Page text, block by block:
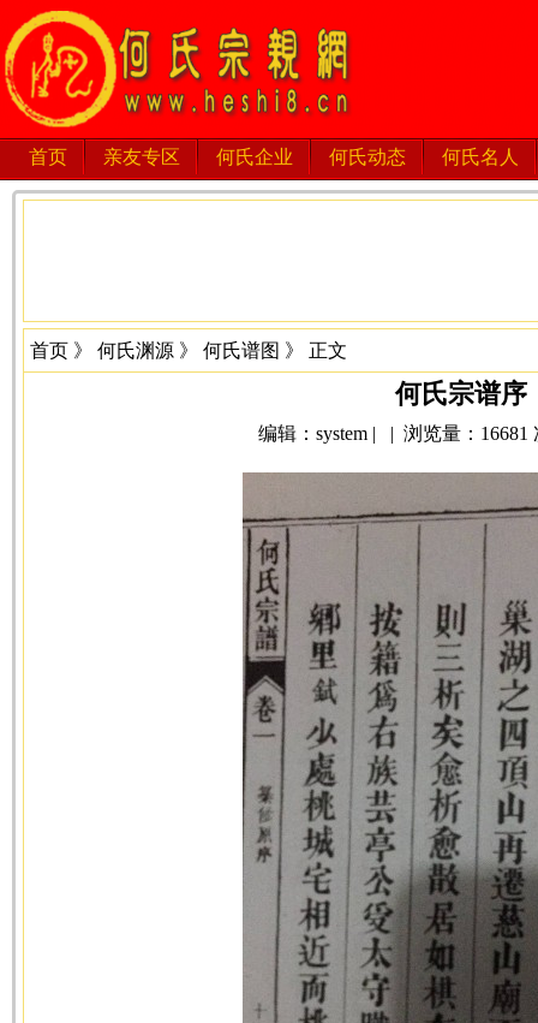
首页 亲友专区 何氏企业 何氏动态 何氏名人
首页 》 何氏渊源 》 何氏谱图 》 正文
何氏宗谱序
编辑：system | | 浏览量：16681